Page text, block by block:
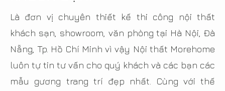
Là đơn vị chuyên thiết kế thi công nội thất
khách sạn, showroom, văn phòng tại Hà Nội, Đà
Nẵng, Tp. Hồ Chí Minh vì vậy Nội thất Morehome
luôn tự tin tư vấn cho quý khách và các bạn các
mẫu gương trang trí đẹp nhất. Cùng với thế